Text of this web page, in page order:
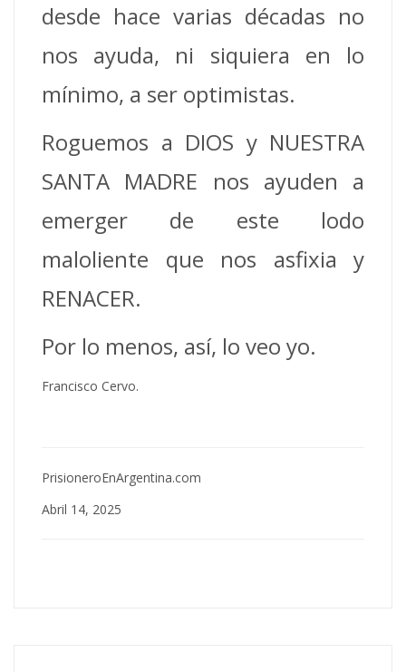
desde hace varias décadas no
nos ayuda, ni siquiera en lo
mínimo, a ser optimistas.
Roguemos a DIOS y NUESTRA
SANTA MADRE nos ayuden a
emerger de este lodo
maloliente que nos asfixia y
RENACER.
Por lo menos, así, lo veo yo.
Francisco Cervo.
PrisioneroEnArgentina.com
Abril 14, 2025